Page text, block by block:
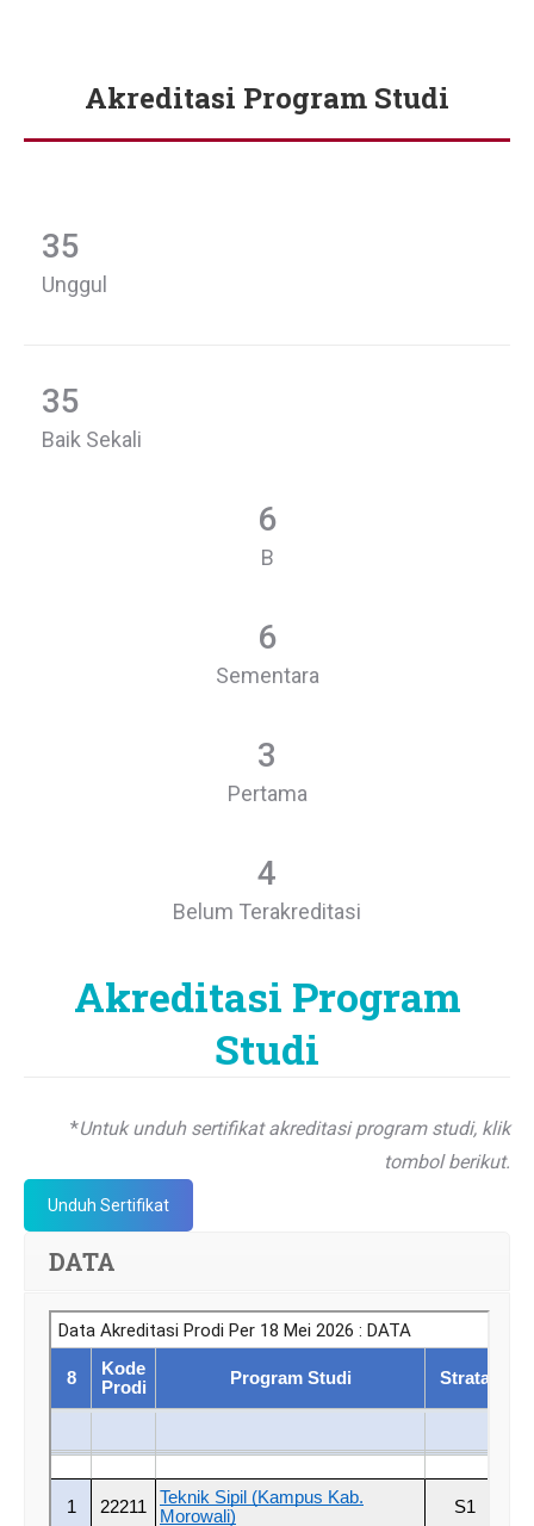
Akreditasi Program Studi
You are here:
35
Unggul
35
Baik Sekali
6
B
6
Sementara
3
Pertama
4
Belum Terakreditasi
Akreditasi Program
Studi
*Untuk unduh sertifikat akreditasi program studi, klik
tombol berikut.
Unduh Sertifikat
DATA